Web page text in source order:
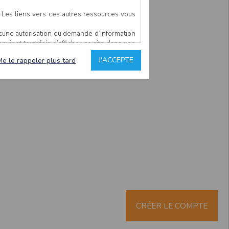
liens vers ces autres ressources vous
autorisation ou demande d’information
toutefois d’afficher ce site dans une
estime non conforme à l’objet du site
prend connaissance.
l’utilisateur, qui assume la totalité des
J'ACCEPTE
le rappeler plus tard